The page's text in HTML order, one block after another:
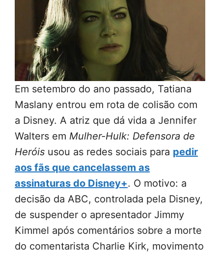
Em setembro do ano passado, Tatiana
Maslany entrou em rota de colisão com
a Disney. A atriz que dá vida a Jennifer
Walters em Mulher-Hulk: Defensora de
Heróis usou as redes sociais para pedir
aos fãs que cancelassem as
assinaturas do Disney+. O motivo: a
decisão da ABC, controlada pela Disney,
de suspender o apresentador Jimmy
Kimmel após comentários sobre a morte
do comentarista Charlie Kirk, movimento